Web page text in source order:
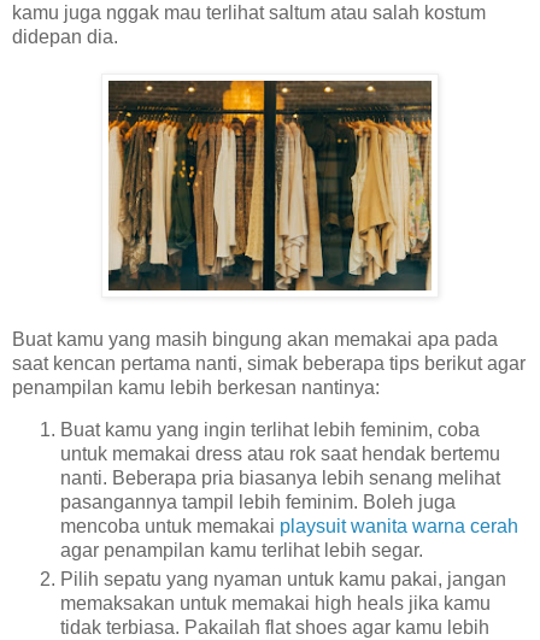
kamu juga nggak mau terlihat saltum atau salah kostum
didepan dia.
Buat kamu yang masih bingung akan memakai apa pada
saat kencan pertama nanti, simak beberapa tips berikut agar
penampilan kamu lebih berkesan nantinya:
Buat kamu yang ingin terlihat lebih feminim, coba
untuk memakai dress atau rok saat hendak bertemu
nanti. Beberapa pria biasanya lebih senang melihat
pasangannya tampil lebih feminim. Boleh juga
mencoba untuk memakai playsuit wanita warna cerah
agar penampilan kamu terlihat lebih segar.
Pilih sepatu yang nyaman untuk kamu pakai, jangan
memaksakan untuk memakai high heals jika kamu
tidak terbiasa. Pakailah flat shoes agar kamu lebih